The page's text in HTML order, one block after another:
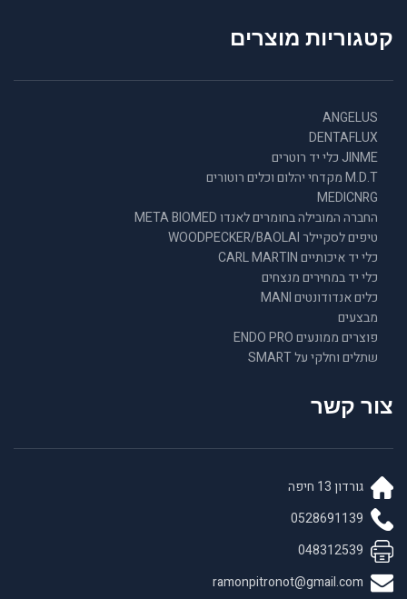
קטגוריות מוצרים
ANGELUS
DENTAFLUX
JINME כלי יד רוטרים
M.D.T מקדחי יהלום וכלים רוטורים
MEDICNRG
החברה המובילה בחומרים לאנדו META BIOMED
טיפים לסקיילר WOODPECKER/BAOLAI
כלי יד איכותיים CARL MARTIN
כלי יד במחירים מנצחים
כלים אנדודונטים MANI
מבצעים
פוצרים ממונעים ENDO PRO
שתלים וחלקי על SMART
צור קשר
גורדון 13 חיפה
0528691139
048312539
ramonpitronot@gmail.com